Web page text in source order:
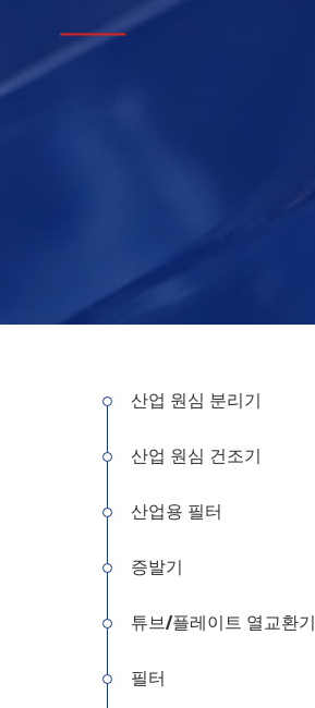
산업 원심 분리기
산업 원심 건조기
산업용 필터
증발기
튜브/플레이트 열교환기
필터